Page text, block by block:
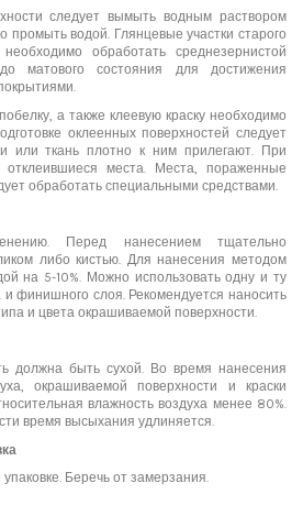
следует вымыть водным раствором
промыть водой. Глянцевые участки старого
обработать среднезернистой
матового состояния для достижения
а также клеевую краску необходимо
оклеенных поверхностей следует
или ткань плотно к ним прилегают. При
отклеившиеся места. Места, пораженные
обработать специальными средствами.
Перед нанесением тщательно
либо кистью. Для нанесения методом
на 5-10%. Можно использовать одну и ту
и финишного слоя. Рекомендуется наносить
и цвета окрашиваемой поверхности.
должна быть сухой. Во время нанесения
окрашиваемой поверхности и краски
влажность воздуха менее 80%.
время высыхания удлиняется.
Беречь от замерзания.